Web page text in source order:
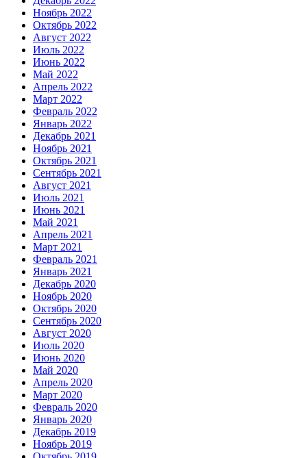
Ноябрь 2022
Октябрь 2022
Август 2022
Июль 2022
Июнь 2022
Май 2022
Апрель 2022
Март 2022
Февраль 2022
Январь 2022
Декабрь 2021
Ноябрь 2021
Октябрь 2021
Сентябрь 2021
Август 2021
Июль 2021
Июнь 2021
Май 2021
Апрель 2021
Март 2021
Февраль 2021
Январь 2021
Декабрь 2020
Ноябрь 2020
Октябрь 2020
Сентябрь 2020
Август 2020
Июль 2020
Июнь 2020
Май 2020
Апрель 2020
Март 2020
Февраль 2020
Январь 2020
Декабрь 2019
Ноябрь 2019